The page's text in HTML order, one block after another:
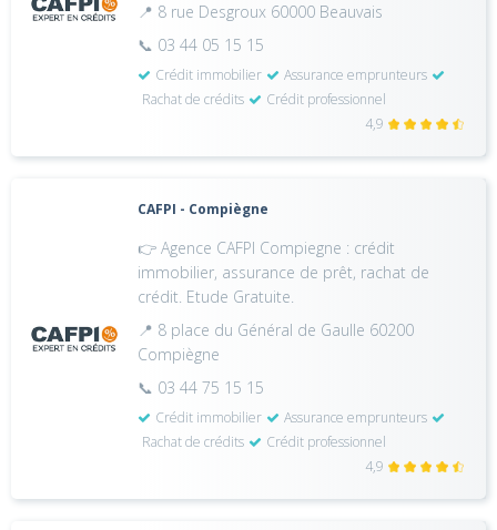
📍 8 rue Desgroux 60000 Beauvais
📞 03 44 05 15 15
Crédit immobilier
Assurance emprunteurs
Rachat de crédits
Crédit professionnel
4,9
CAFPI - Compiègne
👉 Agence CAFPI Compiegne : crédit
immobilier, assurance de prêt, rachat de
crédit. Etude Gratuite.
📍 8 place du Général de Gaulle 60200
Compiègne
📞 03 44 75 15 15
Crédit immobilier
Assurance emprunteurs
Rachat de crédits
Crédit professionnel
4,9